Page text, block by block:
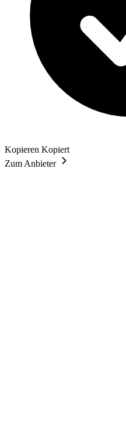
Kopieren Kopiert
Zum Anbieter